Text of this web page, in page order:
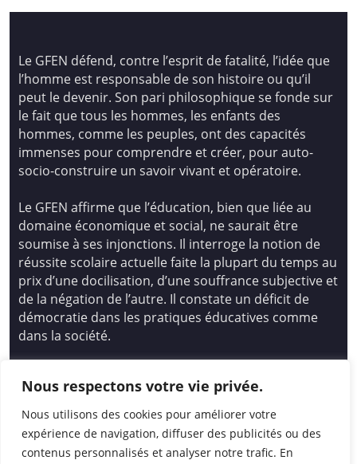
Nous respectons votre vie privée.
Nous utilisons des cookies pour améliorer votre
expérience de navigation, diffuser des publicités ou des
contenus personnalisés et analyser notre trafic. En
Le GFEN défend, contre l’esprit de fatalité, l’idée que
l’homme est responsable de son histoire ou qu’il
peut le devenir. Son pari philosophique se fonde sur
le fait que tous les hommes, les enfants des
hommes, comme les peuples, ont des capacités
immenses pour comprendre et créer, pour auto-
socio-construire un savoir vivant et opératoire.
Le GFEN affirme que l’éducation, bien que liée au
domaine économique et social, ne saurait être
soumise à ses injonctions. Il interroge la notion de
réussite scolaire actuelle faite la plupart du temps au
prix d’une docilisation, d’une souffrance subjective et
de la négation de l’autre. Il constate un déficit de
démocratie dans les pratiques éducatives comme
dans la société.
Nouvelle
14 avenue Spinoza 94200 Ivry Sur Seine
01 46 72 53 17 – gfen@gfen.asso.fr